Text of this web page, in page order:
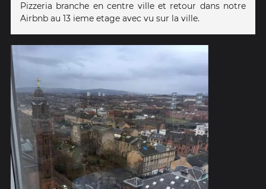
Pizzeria branche en centre ville et retour dans notre
Airbnb au 13 ieme etage avec vu sur la ville.